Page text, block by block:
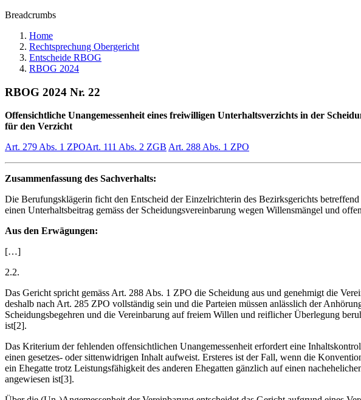
Breadcrumbs
Home
Rechtsprechung Obergericht
Entscheide RBOG
RBOG 2024
RBOG 2024 Nr. 22
Offensichtliche Unangemessenheit eines freiwilligen Unterhaltsverzichts in der
für den Verzicht
Art. 279 Abs. 1 ZPOArt. 111 Abs. 2 ZGB Art. 288 Abs. 1 ZPO
Zusammenfassung des Sachverhalts:
Die Berufungsklägerin ficht den Entscheid der Einzelrichterin des Bezirksgerichts
einen Unterhaltsbeitrag gemäss der Scheidungsvereinbarung wegen Willensmängel und
Aus den Erwägungen:
[…]
2.2.
Das Gericht spricht gemäss Art. 288 Abs. 1 ZPO die Scheidung aus und genehmigt die
deshalb nach Art. 285 ZPO vollständig sein und die Parteien müssen anlässlich der
Scheidungsbegehren und die Vereinbarung auf freiem Willen und reiflicher Überlegung
ist[2].
Das Kriterium der fehlenden offensichtlichen Unangemessenheit erfordert eine
einen gesetzes- oder sittenwidrigen Inhalt aufweist. Ersteres ist der Fall, wenn die
ein Ehegatte trotz Leistungsfähigkeit des anderen Ehegatten gänzlich auf einen
angewiesen ist[3].